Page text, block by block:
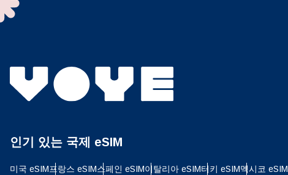
인기 있는 국제 eSIM
미국 eSIM프랑스 eSIM스페인 eSIM이탈리아 eSIM터키 eSIM멕시코 eSIM